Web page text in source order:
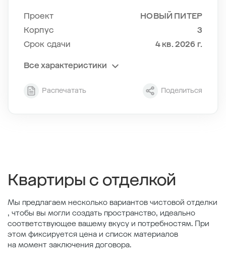
Проект
НОВЫЙ ПИТЕР
Корпус
3
Срок сдачи
4 кв. 2026 г.
Все характеристики
Секция
4
Распечатать Поделиться
Квартиры с отделкой
Мы предлагаем несколько вариантов чистовой отделки
, чтобы вы могли создать пространство, идеально
соответствующее вашему вкусу и потребностям. При
этом фиксируется цена и список материалов
на момент заключения договора.